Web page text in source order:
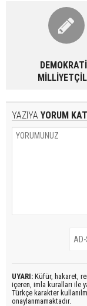
YAZIYA YORUM KAT
UYARI: Küfür, hakaret,
içeren, imla kuralları ile
Türkçe karakter
onaylanmamaktadır.